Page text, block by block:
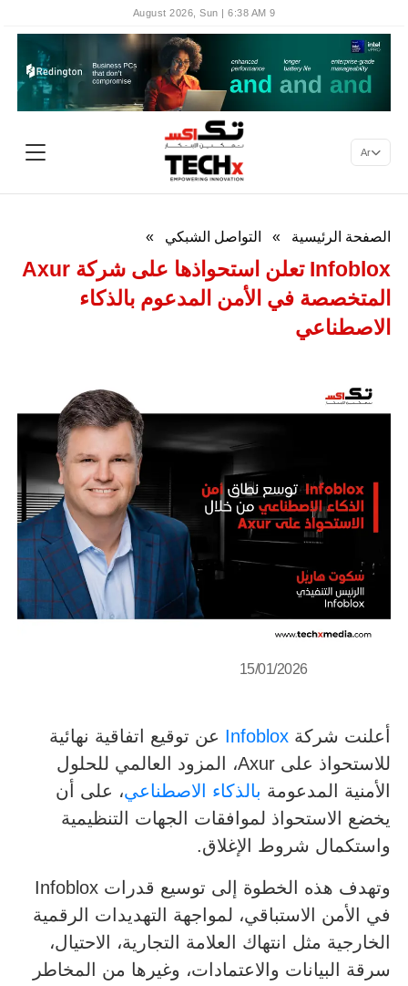
9 August 2026, Sun | 6:38 AM
Ar
الصفحة الرئيسية » التواصل الشبكي »
Infoblox تعلن استحواذها على شركة Axur
المتخصصة في الأمن المدعوم بالذكاء
الاصطناعي
15/01/2026
أعلنت شركةInfoblox عن توقيع اتفاقية نهائية
للاستحواذ على Axur، المزود العالمي للحلول
الأمنية المدعومة بالذكاء الاصطناعي، على أن
يخضع الاستحواذ لموافقات الجهات التنظيمية
واستكمال شروط الإغلاق.
وتهدف هذه الخطوة إلى توسيع قدرات Infoblox
في الأمن الاستباقي، لمواجهة التهديدات الرقمية
الخارجية مثل انتهاك العلامة التجارية، الاحتيال،
سرقة البيانات والاعتمادات، وغيرها من المخاطر